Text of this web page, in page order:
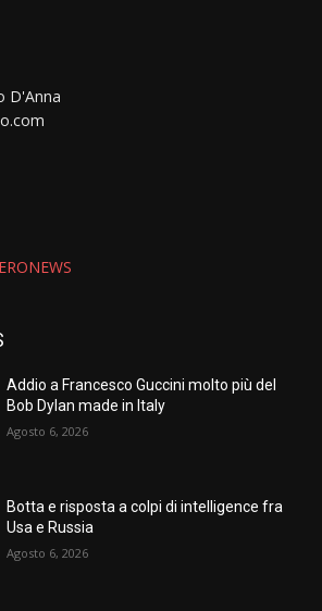
D'Anna
Addio a Francesco Guccini molto più del
Bob Dylan made in Italy
Agosto 6, 2026
Botta e risposta a colpi di intelligence fra
Usa e Russia
Agosto 6, 2026